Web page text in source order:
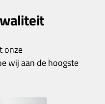
onze
wij aan de hoogste